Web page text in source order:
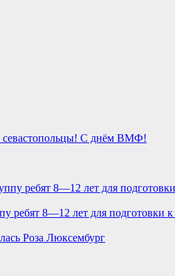
севастопольцы! С днём ВМФ!
ребят 8—12 лет для
Роза Люксембург